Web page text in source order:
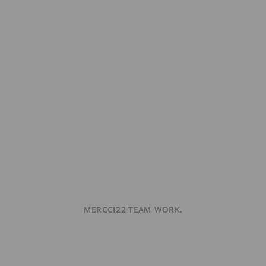
MERCCI22 TEAM WORK.